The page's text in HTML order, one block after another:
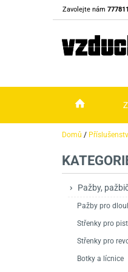
Zavolejte nám
Nože
Domů /
Pažby,
Pažby pro
Střenky pro
Střenky pro
Botky a lícnice